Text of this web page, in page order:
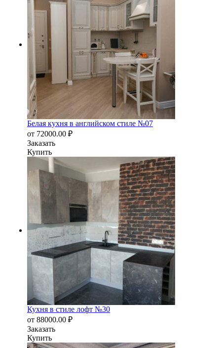
Белая кухня в английском стиле №07
от 72000.00 ₽
Заказать
Купить
Кухня в стиле лофт №30
от 88000.00 ₽
Заказать
Купить